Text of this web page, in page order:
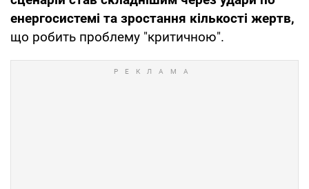
енергосистемі та зростання кількості жертв,
що робить проблему "критичною".